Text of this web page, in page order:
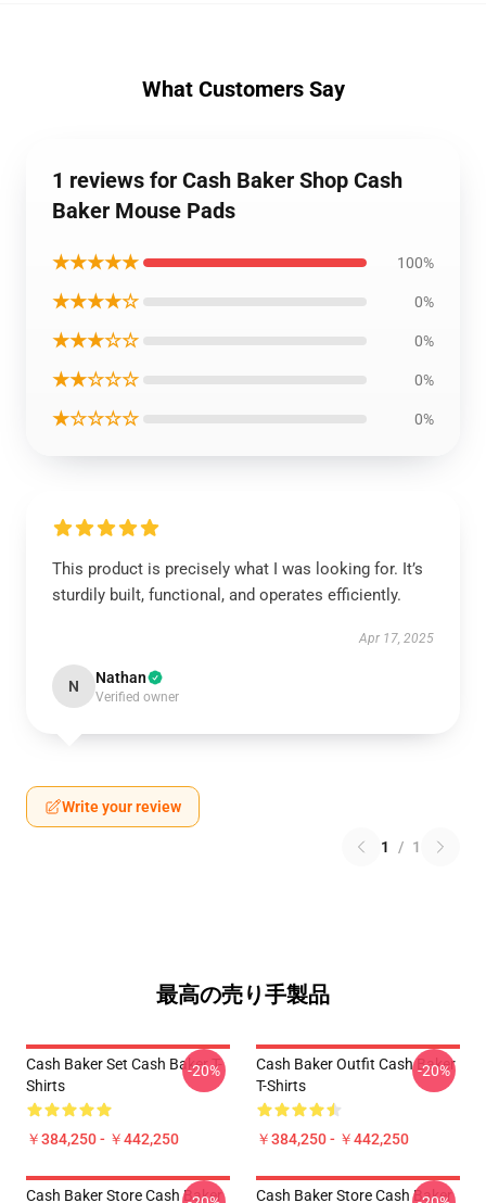
What Customers Say
1 reviews for Cash Baker Shop Cash
Baker Mouse Pads
★★★★★ 100%
★★★★☆ 0%
★★★☆☆ 0%
★★☆☆☆ 0%
★☆☆☆☆ 0%
This product is precisely what I was looking for. It’s
sturdily built, functional, and operates efficiently.
Apr 17, 2025
N Nathan
Verified owner
Write your review
1 / 1
最高の売り手製品
Cash Baker Set Cash Baker T-
Shirts
￥384,250 - ￥442,250
-20%
Cash Baker Outfit Cash Baker
T-Shirts
￥384,250 - ￥442,250
-20%
Cash Baker Store Cash Baker
Cash Baker Store Cash Baker